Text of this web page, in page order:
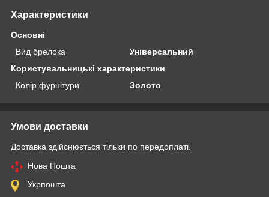
Характеристики
Основні
Вид брелока
Універсальний
Користувальницькі характеристики
Колір фурнітури
Золото
Умови доставки
Доставка здійснюється тільки по передоплаті.
Нова Пошта
Укрпошта